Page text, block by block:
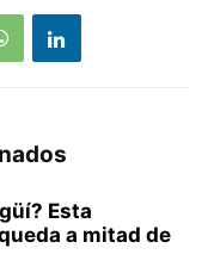
Esta
a mitad de